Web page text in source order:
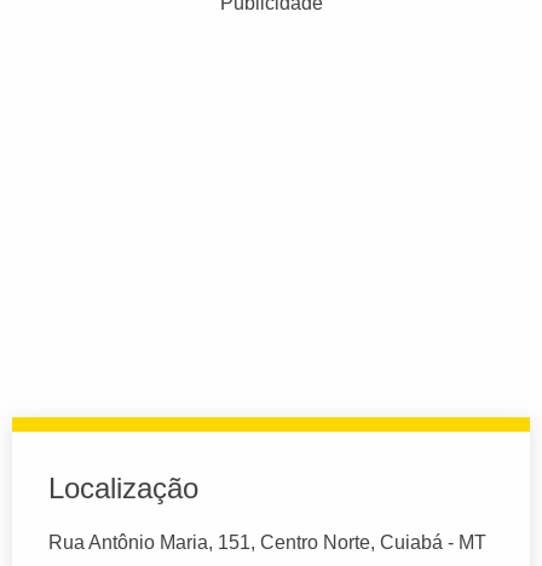
Localização
Rua Antônio Maria, 151, Centro Norte, Cuiabá - MT